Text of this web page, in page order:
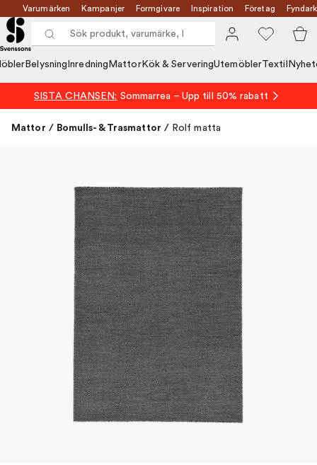
Varumärken Kampanjer Formgivare Inspiration Företag
Belysning Inredning MattorKök & ServeringUtemöblerTextil
SISTA CHANSEN: Sommarrea – Upp till 50% rabatt
Mattor / Bomulls- & Trasmattor / Rolf matta